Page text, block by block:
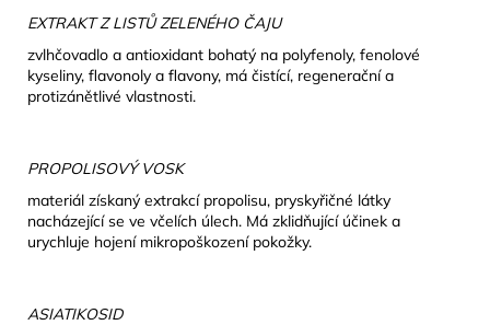
EXTRAKT Z LISTŮ ZELENÉHO ČAJU
zvlhčovadlo a antioxidant bohatý na polyfenoly, fenolové
kyseliny, flavonoly a flavony, má čistící, regenerační a
protizánětlivé vlastnosti.
PROPOLISOVÝ VOSK
materiál získaný extrakcí propolisu, pryskyřičné látky
nacházející se ve včelích úlech. Má zklidňující účinek a
urychluje hojení mikropoškození pokožky.
ASIATIKOSID